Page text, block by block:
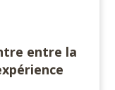
entre la